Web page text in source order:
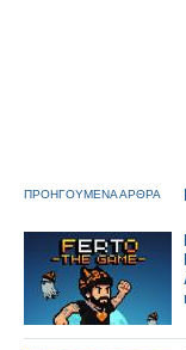
ΠΡΟΗΓΟΥΜΕΝΑ ΑΡΘΡΑ